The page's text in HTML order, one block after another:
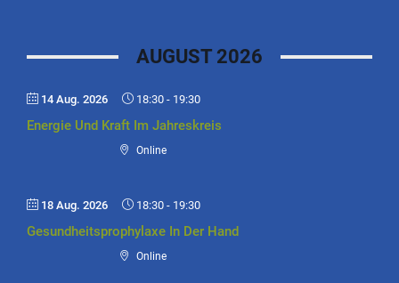
AUGUST 2026
14 Aug. 2026 18:30 - 19:30
Energie Und Kraft Im Jahreskreis
Online
18 Aug. 2026 18:30 - 19:30
Gesundheitsprophylaxe In Der Hand
Online